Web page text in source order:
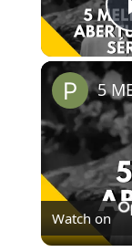
Watch on